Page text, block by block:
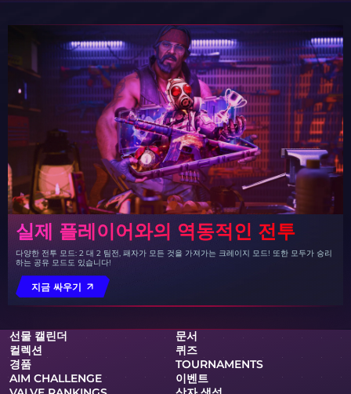
실제 플레이어와의 역동적인 전투
다양한 전투 모드: 2 대 2 팀전, 패자가 모든 것을 가져가는 크레이지 모드! 또한 모두가 승리
하는 공유 모드도 있습니다!
지금 싸우기
선물 캘린더
문서
컬렉션
퀴즈
경품
TOURNAMENTS
AIM CHALLENGE
이벤트